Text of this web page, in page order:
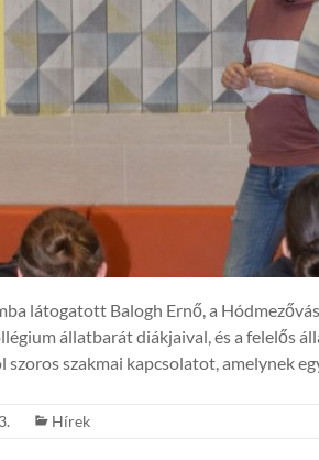
látogatott Balogh Ernő, a
állatbarát diákjaival, és a felelős
szoros szakmai kapcsolatot, amelynek
Hírek